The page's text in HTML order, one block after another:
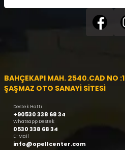
BAHÇEKAPI MAH. 2540.CAD NO
ŞAŞMAZ OTO SANAYİ SİTESİ
Destek Hattı
+90530 338 68 34
Whatsapp Destek
0530 338 68 34
E-Mail
info@opellcenter.com